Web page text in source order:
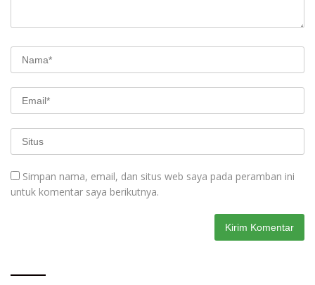
Simpan nama, email, dan situs web saya pada peramban ini
untuk komentar saya berikutnya.